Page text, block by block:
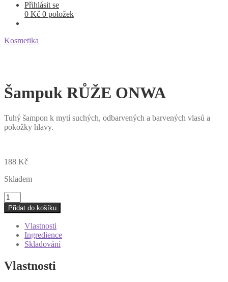
Přihlásit se
0 Kč 0 položek
Kosmetika
Šampuk RŮŽE ONWA
Tuhý šampon k mytí suchých, odbarvených a barvených vlasů a
pokožky hlavy.
188 Kč
Skladem
Šampuk
RŮŽE
ONWA
množství
Přidat do košíku
Vlastnosti
Ingredience
Skladování
Vlastnosti